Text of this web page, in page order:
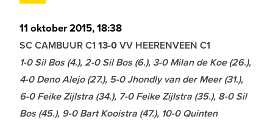
11 oktober 2015, 18:38
SC CAMBUUR C1 13-0VV HEERENVEEN C1
1-0 Sil Bos (4.), 2-0 Sil Bos (6.), 3-0 Milan de Koe (26.),
4-0 Deno Alejo (27.), 5-0 Jhondly van der Meer (31.),
6-0 Feike Zijlstra (34.), 7-0 Feike Zijlstra (35.), 8-0 Sil
Bos (45.), 9-0 Bart Kooistra (47.), 10-0 Quinten